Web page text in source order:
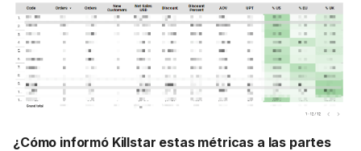
¿Cómo informó Killstar estas métricas a las partes